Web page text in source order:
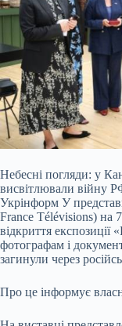
Небесні погляди: у
висвітлювали війну
Укрінформ У
France Télévisions) на
відкриття експозиції
фотографам і
загинули через
Про це інформує